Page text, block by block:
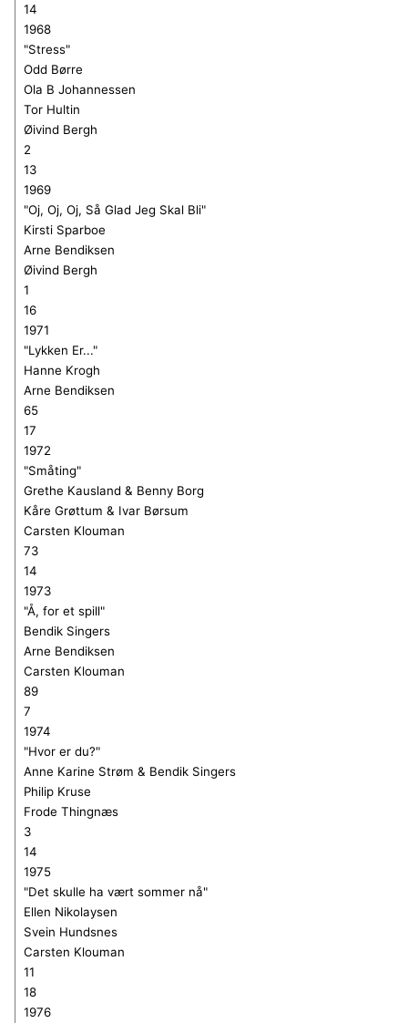
14
1968
"Stress"
Odd Børre
Ola B Johannessen
Tor Hultin
Øivind Bergh
2
13
1969
"Oj, Oj, Oj, Så Glad Jeg Skal Bli"
Kirsti Sparboe
Arne Bendiksen
Øivind Bergh
1
16
1971
"Lykken Er..."
Hanne Krogh
Arne Bendiksen
65
17
1972
"Småting"
Grethe Kausland & Benny Borg
Kåre Grøttum & Ivar Børsum
Carsten Klouman
73
14
1973
"Å, for et spill"
Bendik Singers
Arne Bendiksen
Carsten Klouman
89
7
1974
"Hvor er du?"
Anne Karine Strøm & Bendik Singers
Philip Kruse
Frode Thingnæs
3
14
1975
"Det skulle ha vært sommer nå"
Ellen Nikolaysen
Svein Hundsnes
Carsten Klouman
11
18
1976